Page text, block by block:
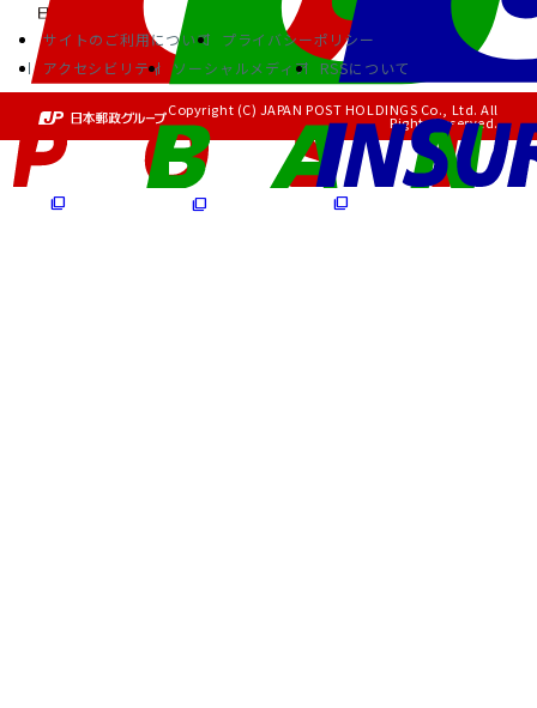
サイトのご利用について
プライバシーポリシー
アクセシビリティ
ソーシャルメディア RSSについて
Copyright (C) JAPAN POST HOLDINGS Co., Ltd. All
Rights Reserved.